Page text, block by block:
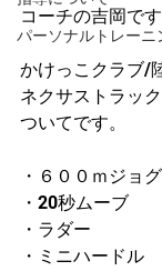
パーソナルトレーニ
コーチの吉岡です
かけっこクラブ/
ネクサストラッ
ついてです。
・６００ｍジョグ
・20秒ムーブ
・ラダー
・ミニハードル